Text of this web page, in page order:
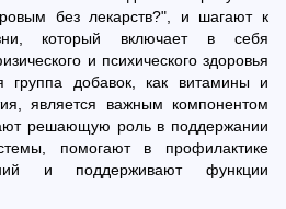
без лекарств?", и шагают к
который включает в себя
и психического здоровья
группа добавок, как витамины и
является важным компонентом
решающую роль в поддержании
помогают в профилактике
и поддерживают функции